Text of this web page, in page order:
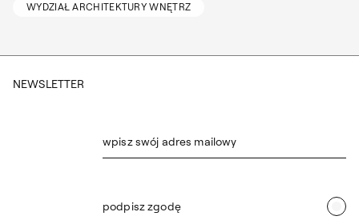
WYDZIAŁ ARCHITEKTURY WNĘTRZ
NEWSLETTER
wpisz swój adres mailowy
podpisz zgodę